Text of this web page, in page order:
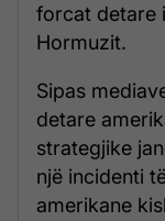
forcat detare
Hormuzit.
Sipas
detare
strategjike
një incidenti
amerikane